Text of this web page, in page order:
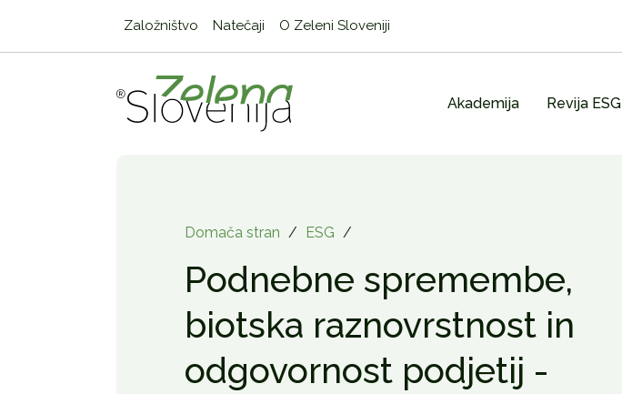
Založništvo Natečaji O Zeleni Sloveniji
Akademija Revija ESG
Domača stran / ESG /
Podnebne spremembe,
biotska raznovrstnost in
odgovornost podjetij -